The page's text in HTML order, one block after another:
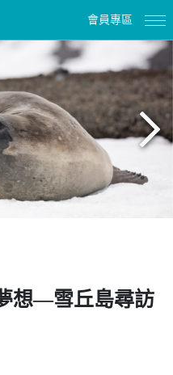
會員專區
想—雪丘島尋訪